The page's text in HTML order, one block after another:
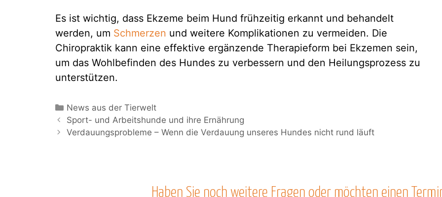
Es ist wichtig, dass Ekzeme beim Hund frühzeitig erkannt und behandelt
werden, um Schmerzen und weitere Komplikationen zu vermeiden. Die
Chiropraktik kann eine effektive ergänzende Therapieform bei Ekzemen sein,
um das Wohlbefinden des Hundes zu verbessern und den Heilungsprozess zu
unterstützen.
Kategorien
News aus der Tierwelt
Sport- und Arbeitshunde und ihre Ernährung
Verdauungsprobleme – Wenn die Verdauung unseres Hundes nicht rund läuft
Haben Sie noch weitere Fragen oder möchten einen